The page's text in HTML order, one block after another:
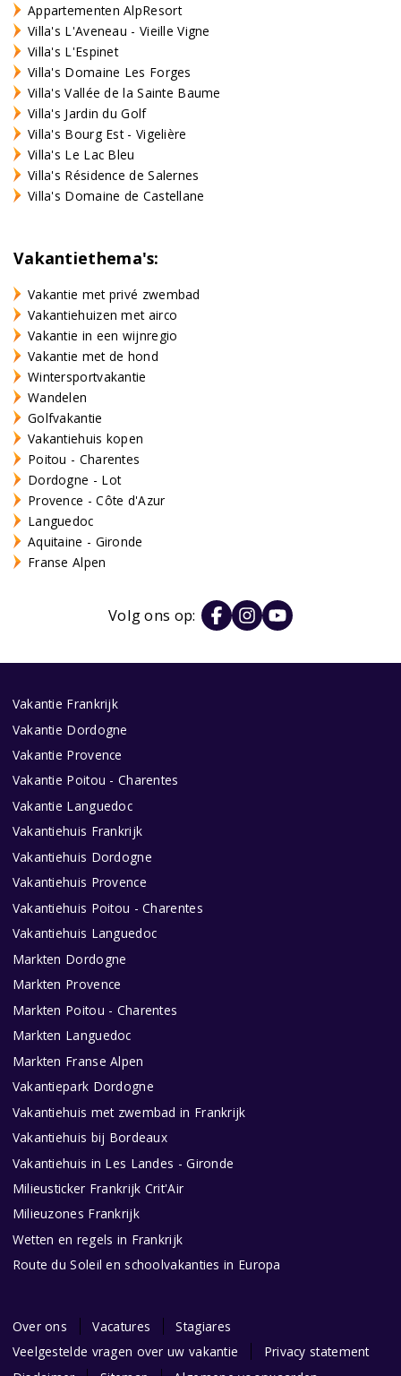
Appartementen AlpResort
Villa's L'Aveneau - Vieille Vigne
Villa's L'Espinet
Villa's Domaine Les Forges
Villa's Vallée de la Sainte Baume
Villa's Jardin du Golf
Villa's Bourg Est - Vigelière
Villa's Le Lac Bleu
Villa's Résidence de Salernes
Villa's Domaine de Castellane
Vakantiethema's:
Vakantie met privé zwembad
Vakantiehuizen met airco
Vakantie in een wijnregio
Vakantie met de hond
Wintersportvakantie
Wandelen
Golfvakantie
Vakantiehuis kopen
Poitou - Charentes
Dordogne - Lot
Provence - Côte d'Azur
Languedoc
Aquitaine - Gironde
Franse Alpen
Volg ons op:
Vakantie Frankrijk
Vakantie Dordogne
Vakantie Provence
Vakantie Poitou - Charentes
Vakantie Languedoc
Vakantiehuis Frankrijk
Vakantiehuis Dordogne
Vakantiehuis Provence
Vakantiehuis Poitou - Charentes
Vakantiehuis Languedoc
Markten Dordogne
Markten Provence
Markten Poitou - Charentes
Markten Languedoc
Markten Franse Alpen
Vakantiepark Dordogne
Vakantiehuis met zwembad in Frankrijk
Vakantiehuis bij Bordeaux
Vakantiehuis in Les Landes - Gironde
Milieusticker Frankrijk Crit'Air
Milieuzones Frankrijk
Wetten en regels in Frankrijk
Route du Soleil en schoolvakanties in Europa
Over ons Vacatures
Stagiares
Veelgestelde vragen over uw vakantie
Privacy statement